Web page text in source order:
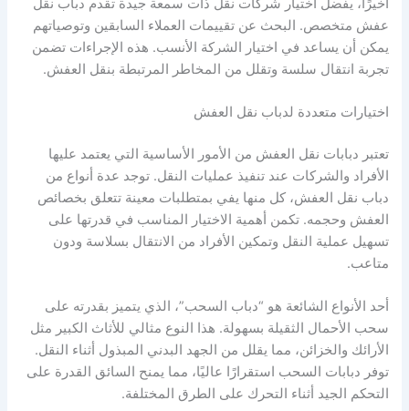
عفش متخصص. البحث عن تقييمات العملاء السابقين وتوصياتهم
يمكن أن يساعد في اختيار الشركة الأنسب. هذه الإجراءات تضمن
تجربة انتقال سلسة وتقلل من المخاطر المرتبطة بنقل العفش.
اختيارات متعددة لدباب نقل العفش
تعتبر دبابات نقل العفش من الأمور الأساسية التي يعتمد عليها
الأفراد والشركات عند تنفيذ عمليات النقل. توجد عدة أنواع من
دباب نقل العفش، كل منها يفي بمتطلبات معينة تتعلق بخصائص
العفش وحجمه. تكمن أهمية الاختيار المناسب في قدرتها على
تسهيل عملية النقل وتمكين الأفراد من الانتقال بسلاسة ودون
متاعب.
أحد الأنواع الشائعة هو “دباب السحب”، الذي يتميز بقدرته على
سحب الأحمال الثقيلة بسهولة. هذا النوع مثالي للأثاث الكبير مثل
الأرائك والخزائن، مما يقلل من الجهد البدني المبذول أثناء النقل.
توفر دبابات السحب استقرارًا عاليًا، مما يمنح السائق القدرة على
التحكم الجيد أثناء التحرك على الطرق المختلفة.